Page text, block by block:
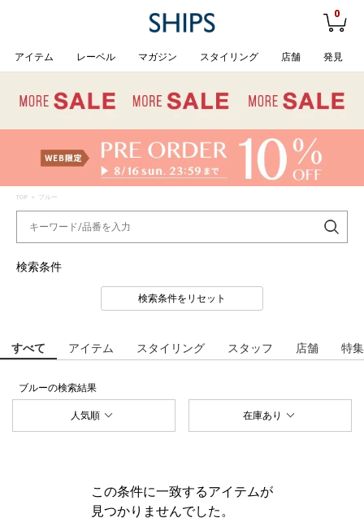
0
アイテム レーベル マガジン スタイリング 店舗 発見
TOP > ブルー
検索条件
検索条件をリセット
すべて アイテム スタイリング スタッフ 店舗 特集
ブルーの検索結果
人気順 在庫あり
この条件に一致するアイテムが
見つかりませんでした。